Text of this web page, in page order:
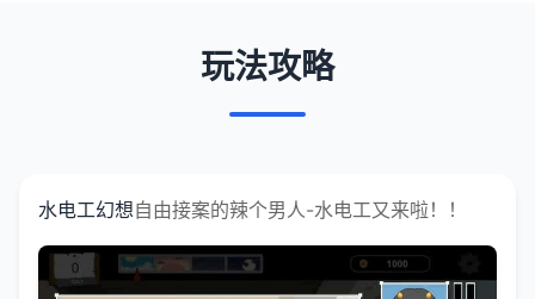
玩法攻略
水电工幻想自由接案的辣个男人-水电工又来啦！！